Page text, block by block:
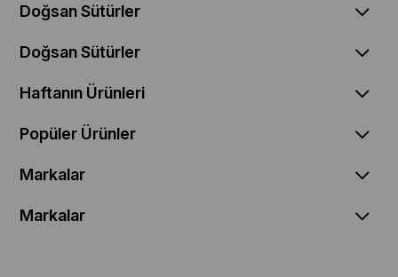
Doğsan Sütürler
Doğsan Sütürler
Haftanın Ürünleri
Popüler Ürünler
Markalar
Markalar